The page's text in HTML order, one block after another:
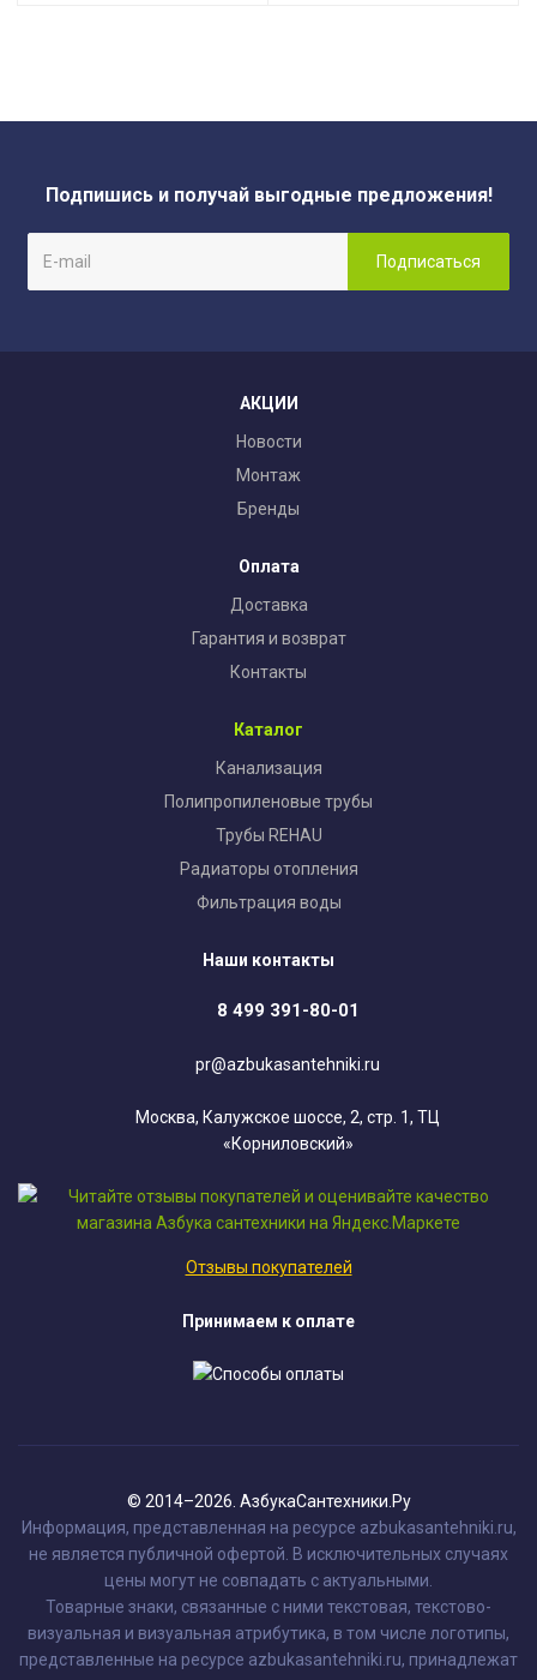
Подпишись и получай выгодные предложения!
АКЦИИ
Новости
Монтаж
Бренды
Оплата
Доставка
Гарантия и возврат
Контакты
Каталог
Канализация
Полипропиленовые трубы
Трубы REHAU
Радиаторы отопления
Фильтрация воды
Наши контакты
8 499 391-80-01
pr@azbukasantehniki.ru
Москва, Калужское шоссе, 2, стр. 1, ТЦ
«Корниловский»
Отзывы покупателей
Принимаем к оплате
© 2014–2026. АзбукаСантехники.Ру
Информация, представленная на ресурсе azbukasantehniki.ru,
не является публичной офертой. В исключительных случаях
цены могут не совпадать с актуальными.
Товарные знаки, связанные с ними текстовая, текстово-
визуальная и визуальная атрибутика, в том числе логотипы,
представленные на ресурсе azbukasantehniki.ru, принадлежат